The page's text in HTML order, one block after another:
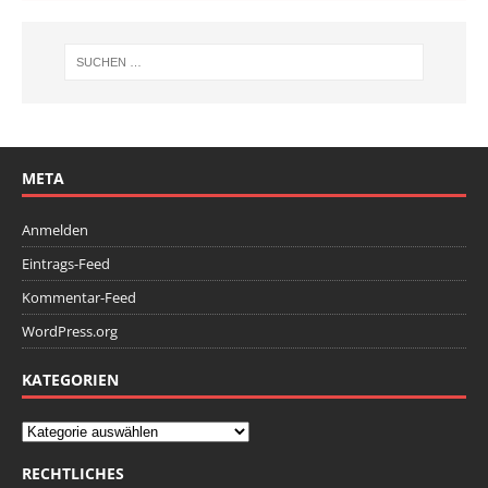
META
Anmelden
Eintrags-Feed
Kommentar-Feed
WordPress.org
KATEGORIEN
RECHTLICHES